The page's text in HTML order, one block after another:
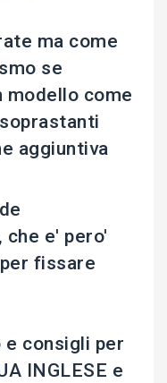
ma come
se
come
aggiuntiva
e' pero'
fissare
consigli per
INGLESE e